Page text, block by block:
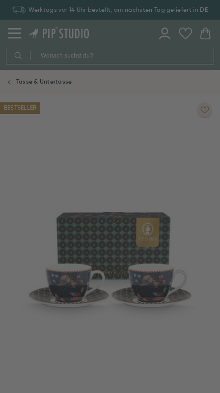
Werktags vor 14 Uhr bestellt, am nächsten Tag geliefert in DE
Tasse & Untertasse
BESTSELLER